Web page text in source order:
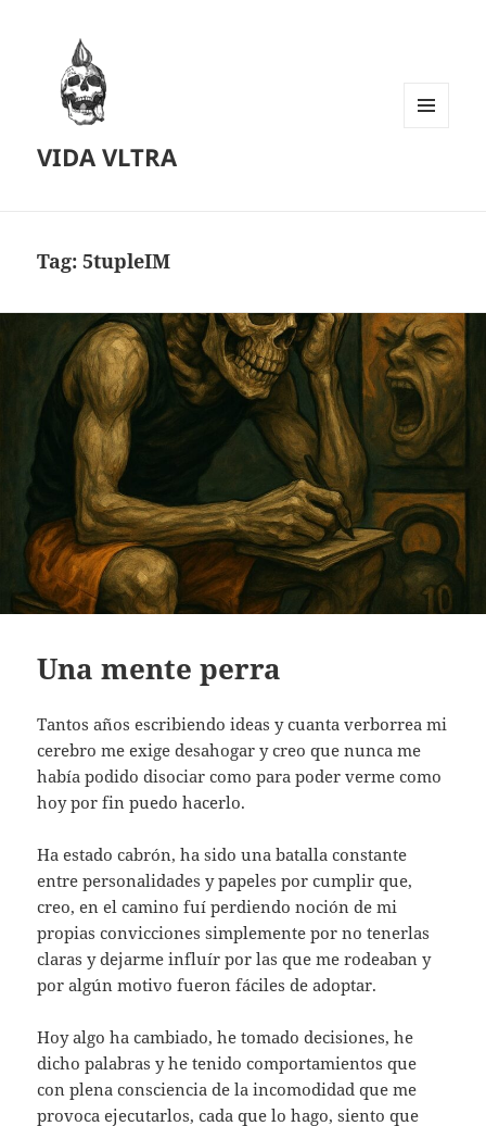
VIDA VLTRA
Tag:5tupleIM
Una mente perra
Tantos años escribiendo ideas y cuanta verborrea mi
cerebro me exige desahogar y creo que nunca me
había podido disociar como para poder verme como
hoy por fin puedo hacerlo.
Ha estado cabrón, ha sido una batalla constante
entre personalidades y papeles por cumplir que,
creo, en el camino fuí perdiendo noción de mi
propias convicciones simplemente por no tenerlas
claras y dejarme influír por las que me rodeaban y
por algún motivo fueron fáciles de adoptar.
Hoy algo ha cambiado, he tomado decisiones, he
dicho palabras y he tenido comportamientos que
con plena consciencia de la incomodidad que me
provoca ejecutarlos, cada que lo hago, siento que